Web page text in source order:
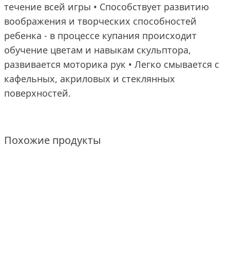
течение всей игры • Способствует развитию
воображения и творческих способностей
ребенка - в процессе купания происходит
обучение цветам и навыкам скульптора,
развивается моторика рук • Легко смывается с
кафельных, акриловых и стеклянных
поверхностей.
Похожие продукты